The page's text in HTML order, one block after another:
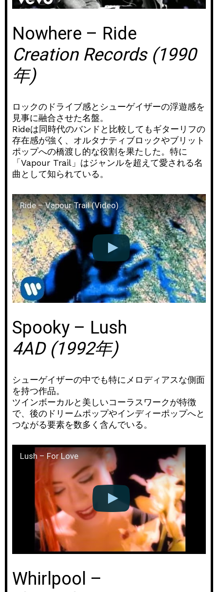
Nowhere – Ride
Creation Records (1990
年)
ロックのドライブ感とシューゲイザーの浮遊感を
見事に融合させた名盤。
Rideは同時代のバンドと比較してもギターリフの
存在感が強く、オルタナティブロックやブリット
ポップへの橋渡し的な役割を果たした。特に
「Vapour Trail」はジャンルを超えて愛される名
曲として知られている。
Ride – Vapour Trail (Video)
Spooky – Lush
4AD (1992年)
シューゲイザーの中でも特にメロディアスな側面
を持つ作品。
ツインボーカルと美しいコーラスワークが特徴
で、後のドリームポップやインディーポップへと
つながる要素を数多く含んでいる。
Lush – For Love
Whirlpool –